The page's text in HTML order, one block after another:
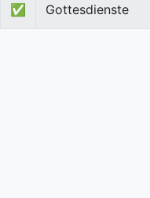
✅ Gottesdienste